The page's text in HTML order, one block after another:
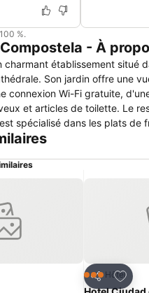
%.
- À
établissement
offre une vue sur le couvent de
connexion Wi-Fi gratuite,
Virxe de Cerca sert une cuisine galicienne
spécialisé dans les plats
public
favoris
Partager
3 ÉtoilesHôtel